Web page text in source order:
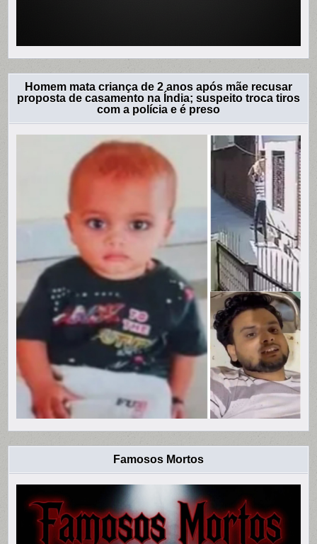
Homem mata criança de 2 anos após mãe recusar
proposta de casamento na Índia; suspeito troca tiros
com a polícia e é preso
Famosos Mortos